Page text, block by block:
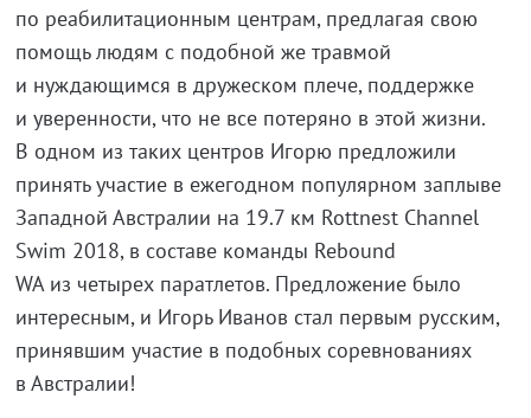
по реабилитационным центрам, предлагая свою
помощь людям с подобной же травмой
и нуждающимся в дружеском плече, поддержке
и уверенности, что не все потеряно в этой жизни.
В одном из таких центров Игорю предложили
принять участие в ежегодном популярном заплыве
Западной Австралии на 19.7 км Rottnest Channel
Swim 2018, в составе команды Rebound
WA из четырех паратлетов. Предложение было
интересным, и Игорь Иванов стал первым русским,
принявшим участие в подобных соревнованиях
в Австралии!